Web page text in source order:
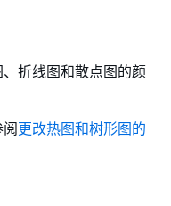
折线图和散点图的颜
更改热图和树形图的